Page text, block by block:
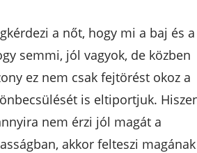
a nőt, hogy mi a baj és a
semmi, jól vagyok, de közben
ez nem csak fejtörést okoz a
is eltiportjuk.
nem érzi jól magát a
akkor felteszi